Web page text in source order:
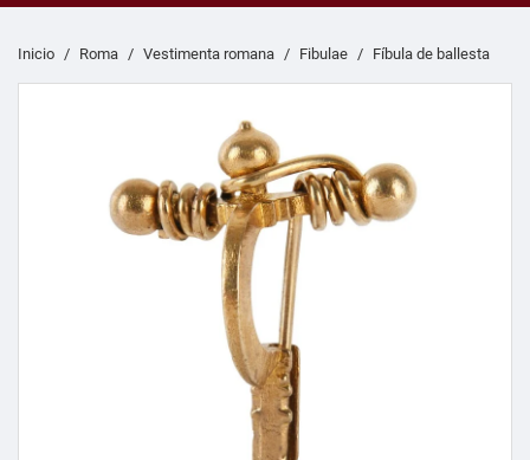
Inicio Roma Vestimenta romana Fibulae Fíbula de ballesta